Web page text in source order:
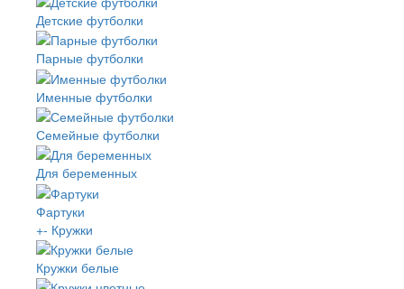
Детские футболки
Парные футболки
Именные футболки
Семейные футболки
Для беременных
Фартуки
+- Кружки
Кружки белые